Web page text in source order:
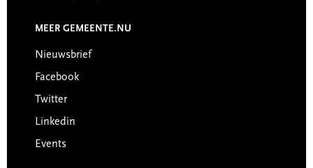
MEER GEMEENTE.NU
Nieuwsbrief
Facebook
Twitter
Linkedin
Events